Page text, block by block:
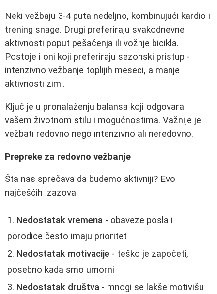
Neki vežbaju 3-4 puta nedeljno, kombinujući kardio i
trening snage. Drugi preferiraju svakodnevne
aktivnosti poput pešačenja ili vožnje bicikla.
Postoje i oni koji preferiraju sezonski pristup -
intenzivno vežbanje toplijih meseci, a manje
aktivnosti zimi.
Ključ je u pronalaženju balansa koji odgovara
vašem životnom stilu i mogućnostima. Važnije je
vežbati redovno nego intenzivno ali neredovno.
Prepreke za redovno vežbanje
Šta nas sprečava da budemo aktivniji? Evo
najčešćih izazova:
Nedostatak vremena - obaveze posla i
porodice često imaju prioritet
Nedostatak motivacije - teško je započeti,
posebno kada smo umorni
Nedostatak društva - mnogi se lakše motivišu